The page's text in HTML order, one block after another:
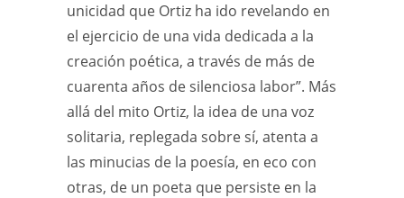
unicidad que Ortiz ha ido revelando en
el ejercicio de una vida dedicada a la
creación poética, a través de más de
cuarenta años de silenciosa labor”. Más
allá del mito Ortiz, la idea de una voz
solitaria, replegada sobre sí, atenta a
las minucias de la poesía, en eco con
otras, de un poeta que persiste en la